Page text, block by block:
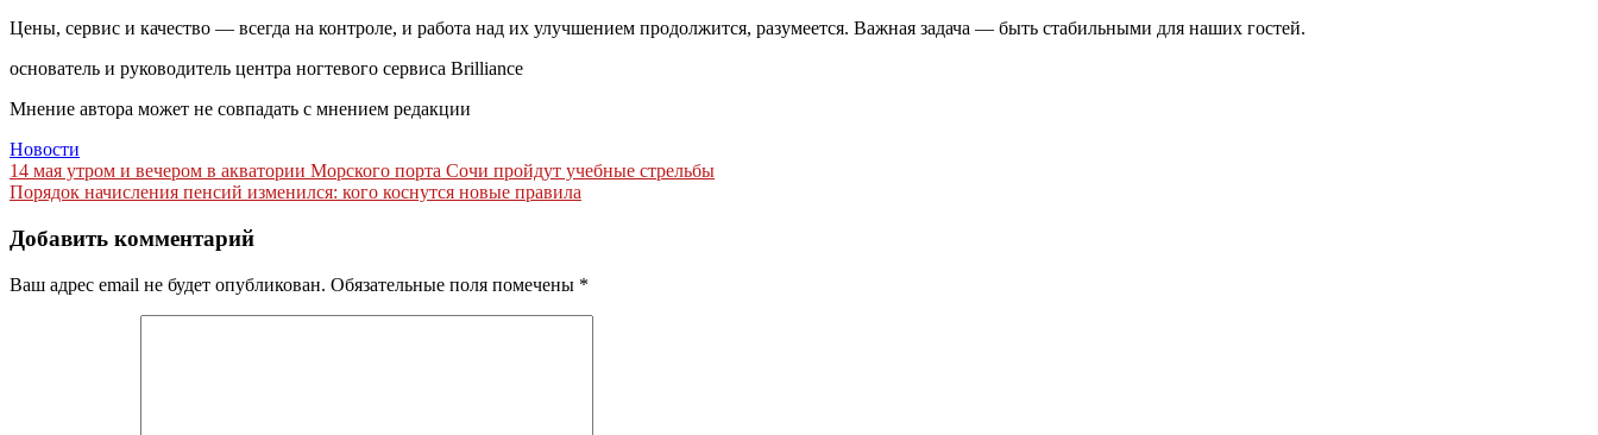
Цены, сервис и качество — всегда на контроле, и работа над их улучшением продолжится, разумеется. Важная задача — быть стабильными для наших гостей.
основатель и руководитель центра ногтевого сервиса Brilliance
Мнение автора может не совпадать с мнением редакции
Новости
Навигация
по
записям
14 мая утром и вечером в акватории Морского порта Сочи пройдут учебные стрельбы
Порядок начисления пенсий изменился: кого коснутся новые правила
Добавить комментарий
Ваш адрес email не будет опубликован. Обязательные поля помечены *